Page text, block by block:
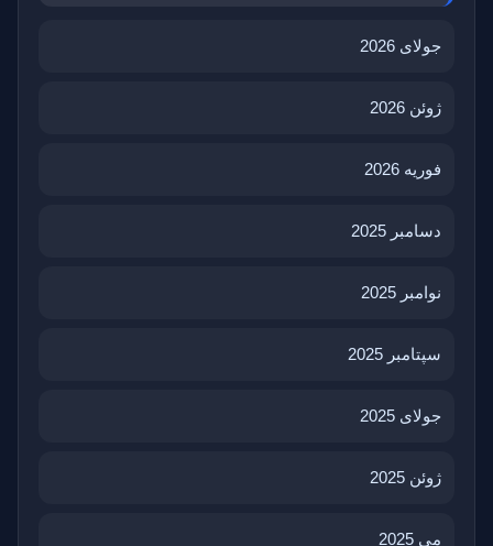
جولای 2026
ژوئن 2026
فوریه 2026
دسامبر 2025
نوامبر 2025
سپتامبر 2025
جولای 2025
ژوئن 2025
می 2025